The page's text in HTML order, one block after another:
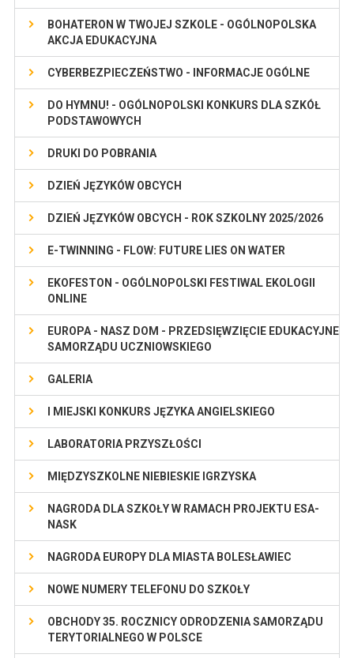
BOHATERON W TWOJEJ SZKOLE - OGÓLNOPOLSKA
AKCJA EDUKACYJNA
CYBERBEZPIECZEŃSTWO - INFORMACJE OGÓLNE
DO HYMNU! - OGÓLNOPOLSKI KONKURS DLA SZKÓŁ
PODSTAWOWYCH
DRUKI DO POBRANIA
DZIEŃ JĘZYKÓW OBCYCH
DZIEŃ JĘZYKÓW OBCYCH - ROK SZKOLNY 2025/2026
E-TWINNING - FLOW: FUTURE LIES ON WATER
EKOFESTON - OGÓLNOPOLSKI FESTIWAL EKOLOGII
ONLINE
EUROPA - NASZ DOM - PRZEDSIĘWZIĘCIE EDUKACYJNE
SAMORZĄDU UCZNIOWSKIEGO
GALERIA
I MIEJSKI KONKURS JĘZYKA ANGIELSKIEGO
LABORATORIA PRZYSZŁOŚCI
MIĘDZYSZKOLNE NIEBIESKIE IGRZYSKA
NAGRODA DLA SZKOŁY W RAMACH PROJEKTU ESA-
NASK
NAGRODA EUROPY DLA MIASTA BOLESŁAWIEC
NOWE NUMERY TELEFONU DO SZKOŁY
OBCHODY 35. ROCZNICY ODRODZENIA SAMORZĄDU
TERYTORIALNEGO W POLSCE